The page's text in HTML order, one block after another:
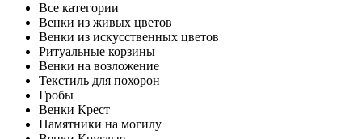
Все категории
Венки из живых цветов
Венки из искусственных цветов
Ритуальные корзины
Венки на возложение
Текстиль для похорон
Гробы
Венки Крест
Памятники на могилу